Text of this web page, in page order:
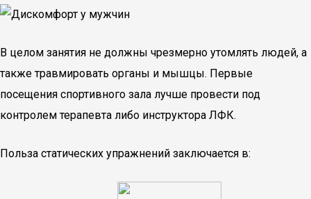
В целом занятия не должны чрезмерно утомлять людей, а
также травмировать органы и мышцы. Первые
посещения спортивного зала лучше провести под
контролем терапевта либо инструктора ЛФК.
Польза статических упражнений заключается в: